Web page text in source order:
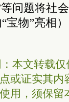
等问题将社
宝物”亮相）
本文转载
或证实其内
用，须保留